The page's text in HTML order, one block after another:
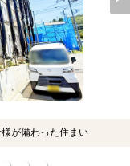
が備わった住まい